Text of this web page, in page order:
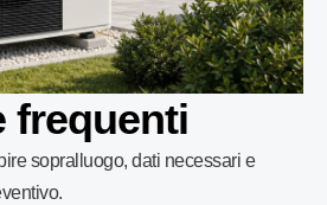
frequenti
sopralluogo, dati necessari e